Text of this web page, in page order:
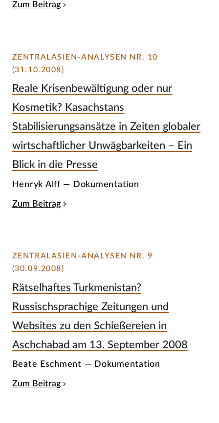
Zum Beitrag
ZENTRALASIEN-ANALYSEN NR. 10
(31.10.2008)
Reale Krisenbewältigung oder nur
Kosmetik? Kasachstans
Stabilisierungsansätze in Zeiten globaler
wirtschaftlicher Unwägbarkeiten – Ein
Blick in die Presse
Henryk Alff — Dokumentation
Zum Beitrag
ZENTRALASIEN-ANALYSEN NR. 9
(30.09.2008)
Rätselhaftes Turkmenistan?
Russischsprachige Zeitungen und
Websites zu den Schießereien in
Aschchabad am 13. September 2008
Beate Eschment — Dokumentation
Zum Beitrag